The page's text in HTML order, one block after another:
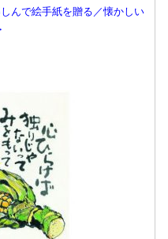
んで絵手紙を贈る／懐かしい